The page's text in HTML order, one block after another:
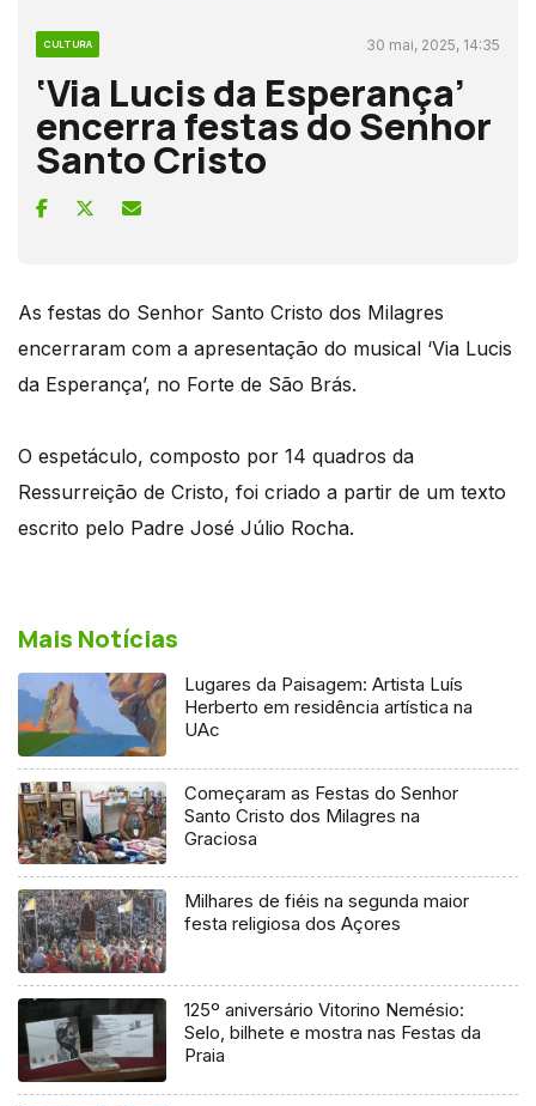
CULTURA 30 mai, 2025, 14:35
‘Via Lucis da Esperança’
encerra festas do Senhor
Santo Cristo
As festas do Senhor Santo Cristo dos Milagres
encerraram com a apresentação do musical ‘Via Lucis
da Esperança’, no Forte de São Brás.
O espetáculo, composto por 14 quadros da
Ressurreição de Cristo, foi criado a partir de um texto
escrito pelo Padre José Júlio Rocha.
Mais Notícias
Lugares da Paisagem: Artista Luís
Herberto em residência artística na
UAc
Começaram as Festas do Senhor
Santo Cristo dos Milagres na
Graciosa
Milhares de fiéis na segunda maior
festa religiosa dos Açores
125º aniversário Vitorino Nemésio:
Selo, bilhete e mostra nas Festas da
Praia